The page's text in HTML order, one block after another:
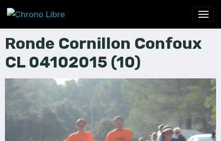
Ronde Cornillon Confoux
CL 04102015 (10)